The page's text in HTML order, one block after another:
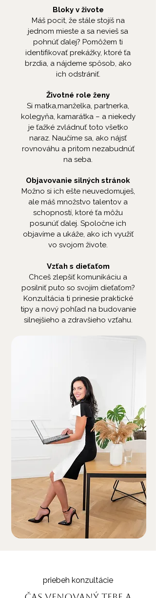
Bloky v živote
Máš pocit, že stále stojíš na
jednom mieste a sa nevieš sa
pohnúť ďalej? Pomôžem ti
identifikovať prekážky, ktoré ťa
brzdia, a nájdeme spôsob, ako
ich odstrániť.
Životné role ženy
Si matka,manželka, partnerka,
kolegyňa, kamarátka – a niekedy
je ťažké zvládnuť toto všetko
naraz. Naučíme sa, ako nájsť
rovnováhu a pritom nezabudnúť
na seba.
Objavovanie silných stránok
Možno si ich ešte neuvedomuješ,
ale máš množstvo talentov a
schopností, ktoré ťa môžu
posunúť ďalej. Spoločne ich
objavíme a ukáže, ako ich využiť
vo svojom živote.
Vzťah s dieťaťom
Chceš zlepšiť komunikáciu a
posilniť puto so svojím dieťaťom?
Konzultácia ti prinesie praktické
tipy a nový pohľad na budovanie
silnejšieho a zdravšieho vzťahu.
priebeh konzultácie